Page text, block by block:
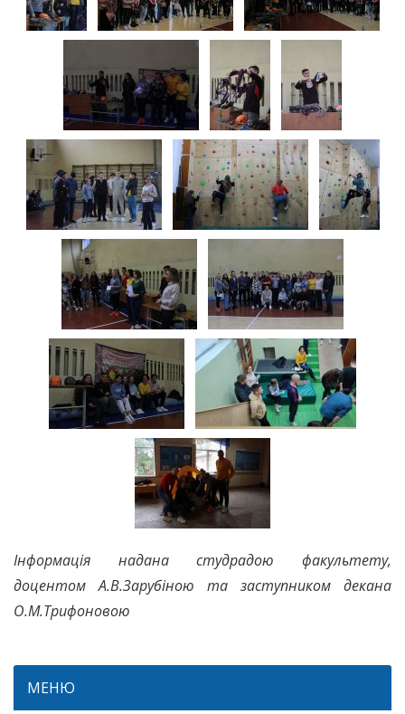
Інформація надана студрадою факультету,
доцентом А.В.Зарубіною та заступником декана
О.М.Трифоновою
МЕНЮ